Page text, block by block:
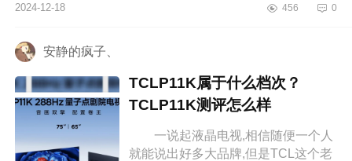
小编为大家介绍下海信100a5n质量
2024-12-18 456 0
安静的疯子、
TCLP11K属于什么档次？
TCLP11K测评怎么样
一说起液晶电视,相信随便一个人
就能说出好多大品牌,但是TCL这个老